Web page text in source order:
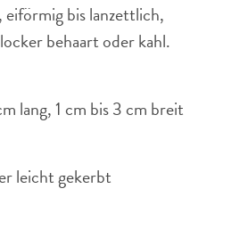
eiförmig bis lanzettlich,
behaart oder kahl.
lang, 1 cm bis 3 cm breit
leicht gekerbt